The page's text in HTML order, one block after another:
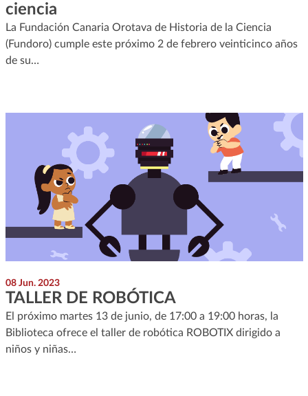
ciencia
La Fundación Canaria Orotava de Historia de la Ciencia
(Fundoro) cumple este próximo 2 de febrero veinticinco años
de su…
08 Jun. 2023
TALLER DE ROBÓTICA
El próximo martes 13 de junio, de 17:00 a 19:00 horas, la
Biblioteca ofrece el taller de robótica ROBOTIX dirigido a
niños y niñas…